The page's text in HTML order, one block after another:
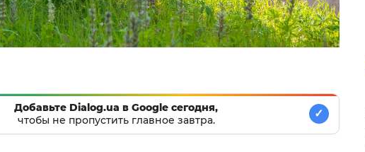
Добавьте Dialog.ua в Google сегодня,
чтобы не пропустить главное завтра.
✓